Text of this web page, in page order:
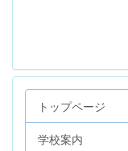
トップページ
学校案内